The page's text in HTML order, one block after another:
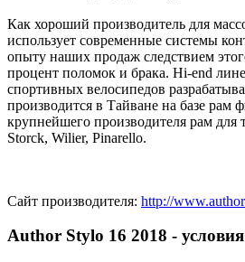
Как хороший производитель для
использует современные системы
опыту наших продаж следствием
процент поломок и брака. Hi-end
спортивных велосипедов
производится в Тайване на базе рам
крупнейшего производителя рам для
Storck, Wilier, Pinarello.
Сайт производителя: http://
Author Stylo 16 2018 -